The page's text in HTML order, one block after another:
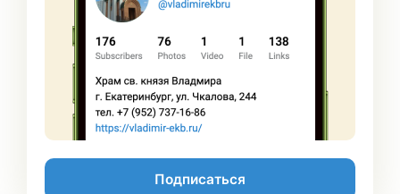
Подписаться